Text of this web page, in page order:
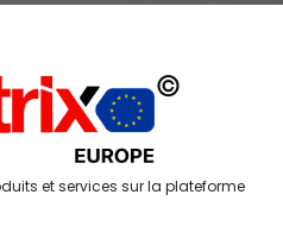
0
Compte
et services sur la plateforme
Tous droits réservés